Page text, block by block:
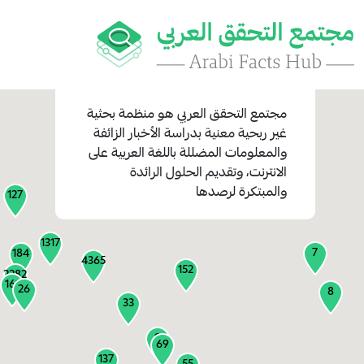
69
127
137
2282
8
4365
184
33
7
152
1317
26
1
9
161
مجتمع التحقق العربيهو منظمة بحثية
غير ربحية معنية بدراسة الأخبار الزائفة
والمعلومات المضللة باللغة العربية على
الانترنت، وتقديم الحلول الرائدة
والمبتكرة لرصدها